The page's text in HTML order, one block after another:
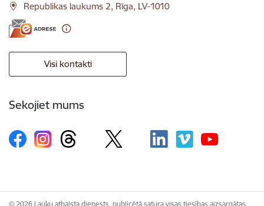
Republikas laukums 2, Rīga, LV-1010
Visi kontakti
Sekojiet mums
© 2026 Lauku atbalsta dienests, publicētā satura visas tiesības aizsargātas.